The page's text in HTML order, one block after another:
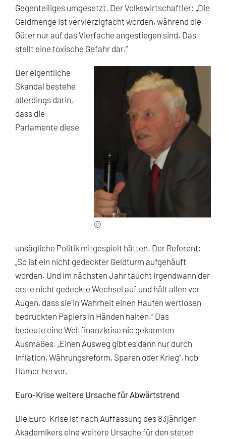
Gegenteiliges umgesetzt. Der Volkswirtschaftler: „Die
Geldmenge ist vervierzigfacht worden, während die
Güter nur auf das Vierfache angestiegen sind. Das
stellt eine toxische Gefahr dar.“
©
Der eigentliche
Skandal bestehe
allerdings darin,
dass die
Parlamente diese
unsägliche Politik mitgespielt hätten. Der Referent:
„So ist ein nicht gedeckter Geldturm aufgehäuft
worden. Und im nächsten Jahr taucht irgendwann der
erste nicht gedeckte Wechsel auf und hält allen vor
Augen, dass sie in Wahrheit einen Haufen wertlosen
bedruckten Papiers in Händen halten.“ Das
bedeute eine Weltfinanzkrise nie gekannten
Ausmaßes. „Einen Ausweg gibt es dann nur durch
Inflation, Währungsreform, Sparen oder Krieg“, hob
Hamer hervor.
Euro-Krise weitere Ursache für Abwärtstrend
Die Euro-Krise ist nach Auffassung des 83jährigen
Akademikers eine weitere Ursache für den steten